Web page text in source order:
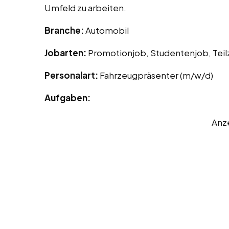
Umfeld zu arbeiten.
Branche:Automobil
Jobarten: Promotionjob, Studentenjob,
Personalart: Fahrzeugpräsenter (m/w/d)
Aufgaben: